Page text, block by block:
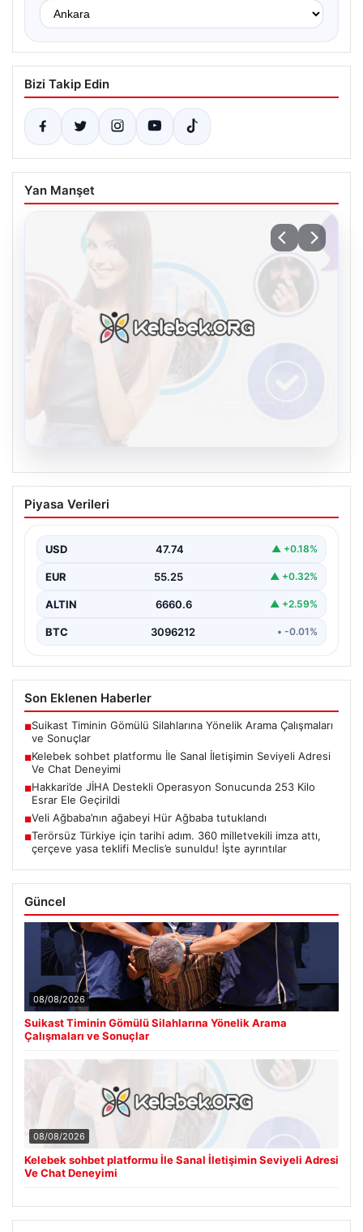
Bizi Takip Edin
Yan Manşet
Kelebek sohbet platformu İle Sanal
İletişimin Seviyeli Adresi Ve Chat
İnternet çağında insanların kaliteli bir tarzda irtibat
Piyasa Verileri
USD 47.74 ▲ +0.18%
EUR 55.25 ▲ +0.32%
ALTIN 6660.6 ▲ +2.59%
BTC 3096212 • -0.01%
Son Eklenen Haberler
■Suikast Timinin Gömülü Silahlarına Yönelik Arama Çalışmaları
ve Sonuçlar
■Kelebek sohbet platformu İle Sanal İletişimin Seviyeli Adresi
Ve Chat Deneyimi
■Hakkari’de JİHA Destekli Operasyon Sonucunda 253 Kilo
Esrar Ele Geçirildi
■Veli Ağbaba’nın ağabeyi Hür Ağbaba tutuklandı
■Terörsüz Türkiye için tarihi adım. 360 milletvekili imza attı,
çerçeve yasa teklifi Meclis’e sunuldu! İşte ayrıntılar
Güncel
08/08/2026
Suikast Timinin Gömülü Silahlarına Yönelik Arama
Çalışmaları ve Sonuçlar
08/08/2026
Kelebek sohbet platformu İle Sanal İletişimin Seviyeli Adresi
Ve Chat Deneyimi